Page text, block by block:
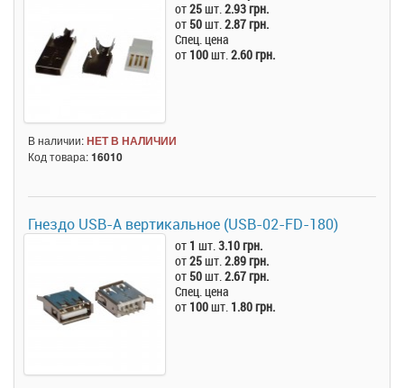
от25шт.2.93 грн.
от 50шт.2.87 грн.
Спец. цена
от 100шт.2.60 грн.
В наличии:НЕТ В НАЛИЧИИ
Код товара:16010
Гнездо USB-A вертикальное (USB-02-FD-180)
от 1 шт.3.10 грн.
от25шт.2.89 грн.
от 50шт.2.67 грн.
Спец. цена
от 100шт. 1.80 грн.